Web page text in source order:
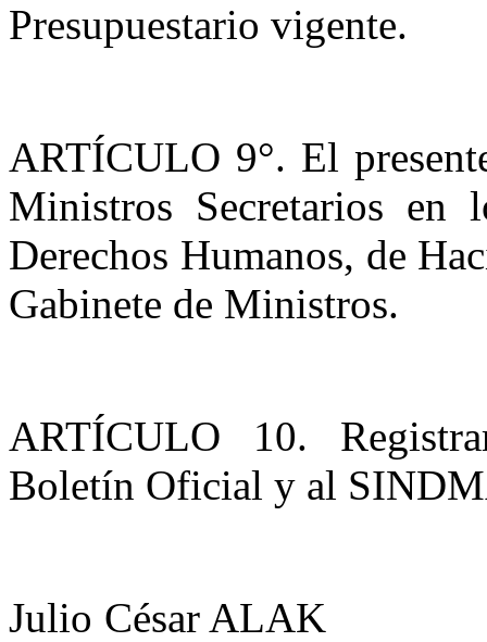
Presupuestario vigente.
ARTÍCULO 9°. El
Ministros Secretarios en
Derechos Humanos, de
Gabinete de Ministros.
ARTÍCULO 10.
Boletín Oficial y al
Julio César